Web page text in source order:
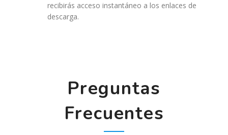
recibirás acceso instantáneo a los enlaces de
descarga.
Preguntas
Frecuentes